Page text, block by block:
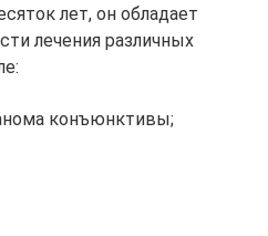
лет, он обладает
лечения различных
конъюнктивы;